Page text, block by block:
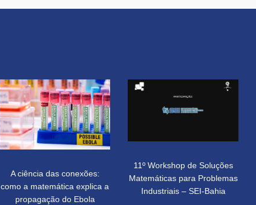
A ciência das conexões:
como a matemática explica a
propagação do Ebola
11º Workshop de Soluções
Matemáticas para Problemas
Industriais – SEI-Bahia